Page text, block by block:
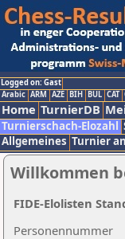
Logged on: Gast
Arabic ARM AZE BIH BUL CAT
Home TurnierDB
Turnierschach-Elozahl
Allgemeines Turnier
Willkommen
Personennummer
FIDE-Elolisten